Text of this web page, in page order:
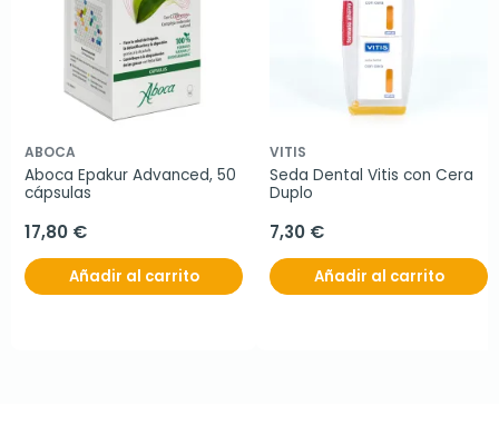
ABOCA
Aboca Epakur Advanced, 50
cápsulas
17,80 €
Añadir al carrito
VITIS
Seda Dental Vitis con Cera
Duplo
7,30 €
Añadir al carrito